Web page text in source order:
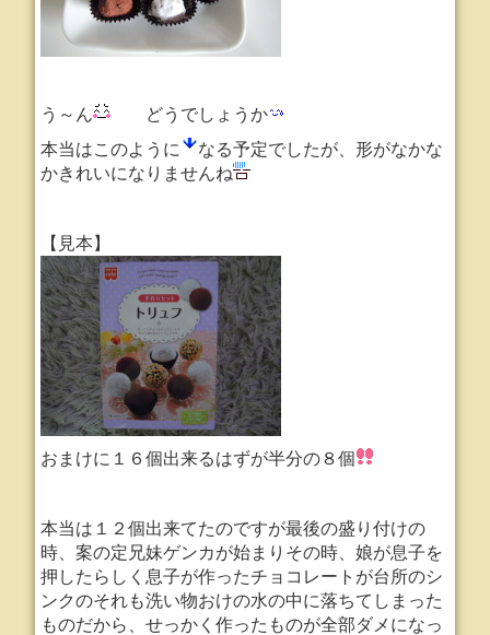
う～ん
どうでしょうか
本当はこのように
なる予定でしたが、形がなかな
かきれいになりませんね
【見本】
おまけに１６個出来るはずが半分の８個
本当は１２個出来てたのですが最後の盛り付けの
時、案の定兄妹ゲンカが始まりその時、娘が息子を
押したらしく 息子が作ったチョコレートが台所のシ
ンクのそれも洗い物おけの水の中に落ちてしまった
ものだから、せっかく作ったものが全部ダメになっ